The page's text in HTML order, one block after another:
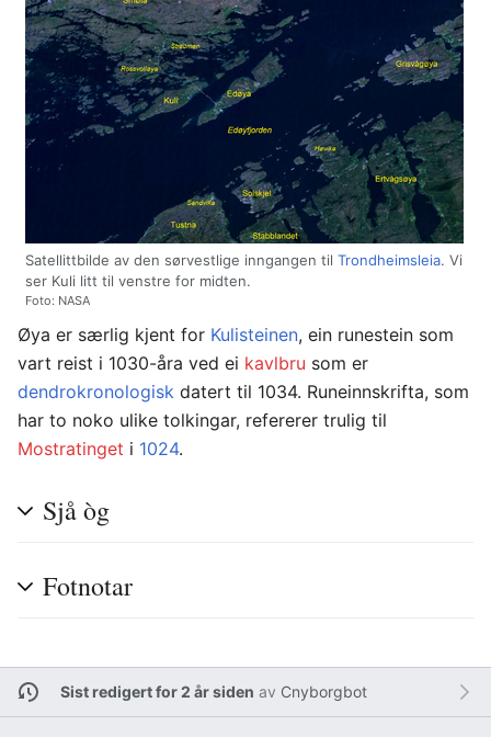
Satellittbilde av den sørvestlige inngangen til Trondheimsleia. Vi
ser Kuli litt til venstre for midten.
Foto: NASA
Øya er særlig kjent for Kulisteinen, ein runestein som
vart reist i 1030-åra ved ei kavlbru som er
dendrokronologisk datert til 1034. Runeinnskrifta, som
har to noko ulike tolkingar, refererer trulig til
Mostratinget i 1024.
Sjå òg
Fotnotar
Sist redigert for 2 år siden av Cnyborgbot